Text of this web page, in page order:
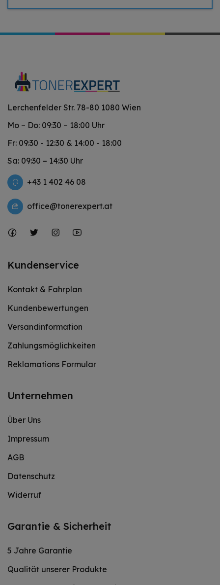
Lerchenfelder Str. 78-80 1080 Wien
Mo – Do: 09:30 – 18:00 Uhr
Fr: 09:30 - 12:30 & 14:00 - 18:00
Sa: 09:30 – 14:30 Uhr
+43 1 402 46 08
office@tonerexpert.at
Kundenservice
Kontakt & Fahrplan
Kundenbewertungen
Versandinformation
Zahlungsmöglichkeiten
Reklamations Formular
Unternehmen
Über Uns
Impressum
AGB
Datenschutz
Widerruf
Garantie & Sicherheit
5 Jahre Garantie
Qualität unserer Produkte